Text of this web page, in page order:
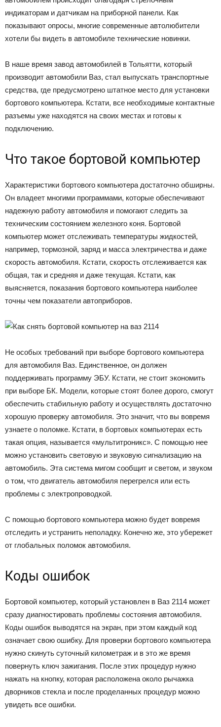
индикаторам и датчикам на приборной панели. Как
показывают опросы, многие современные автолюбители
хотели бы видеть в автомобиле технические новинки.
В наше время завод автомобилей в Тольятти, который
производит автомобили Ваз, стал выпускать транспортные
средства, где предусмотрено штатное место для установки
бортового компьютера. Кстати, все необходимые контактные
разъемы уже находятся на своих местах и готовы к
подключению.
Что такое бортовой компьютер
Характеристики бортового компьютера достаточно обширны.
Он владеет многими программами, которые обеспечивают
надежную работу автомобиля и помогают следить за
техническим состоянием железного коня. Бортовой
компьютер может отслеживать температуры жидкостей,
например, тормозной, заряд и масса электричества и даже
скорость автомобиля. Кстати, скорость отслеживается как
общая, так и средняя и даже текущая. Кстати, как
выясняется, показания бортового компьютера наиболее
точны чем показатели автоприборов.
Не особых требований при выборе бортового компьютера
для автомобиля Ваз. Единственное, он должен
поддерживать программу ЭБУ. Кстати, не стоит экономить
при выборе БК. Модели, которые стоят более дорого, смогут
обеспечить стабильную работу и осуществлять достаточно
хорошую проверку автомобиля. Это значит, что вы вовремя
узнаете о поломке. Кстати, в бортовых компьютерах есть
такая опция, называется «мультитроникс». С помощью нее
можно установить световую и звуковую сигнализацию на
автомобиль. Эта система мигом сообщит и светом, и звуком
о том, что двигатель автомобиля перегрелся или есть
проблемы с электропроводкой.
С помощью бортового компьютера можно будет вовремя
отследить и устранить неполадку. Конечно же, это убережет
от глобальных поломок автомобиля.
Коды ошибок
Бортовой компьютер, который установлен в Ваз 2114 может
сразу диагностировать проблемы состояния автомобиля.
Коды ошибок выводятся на экран, при этом каждый код
означает свою ошибку. Для проверки бортового компьютера
нужно скинуть суточный километраж и в это же время
повернуть ключ зажигания. После этих процедур нужно
нажать на кнопку, которая расположена около рычажка
дворников стекла и после проделанных процедур можно
увидеть все ошибки.